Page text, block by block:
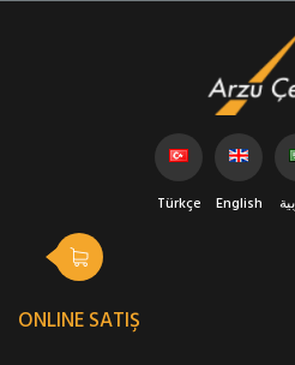
Türkçe English
ONLINE SATIŞ